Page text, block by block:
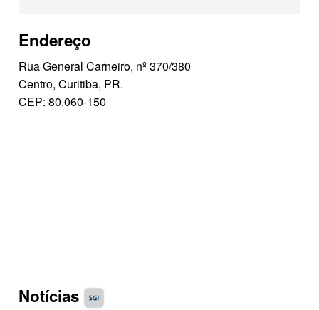
Endereço
Rua General Carneiro, nº 370/380
Centro, Curitiba, PR.
CEP: 80.060-150
Notícias